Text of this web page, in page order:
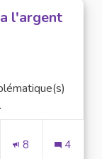
l'argent
8 4